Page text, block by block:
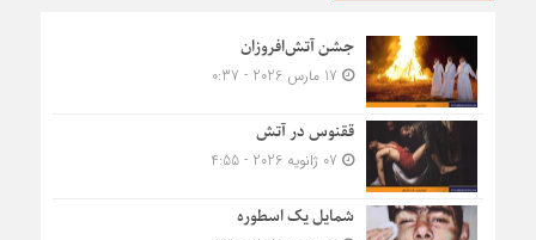
جشن آتش‌افروزان
ققنوس در آتش
شمایل یک اسطوره